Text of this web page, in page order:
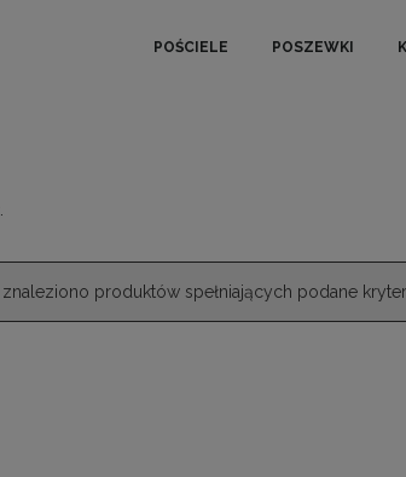
POŚCIELE POSZEWKI
znaleziono produktów spełniających podane